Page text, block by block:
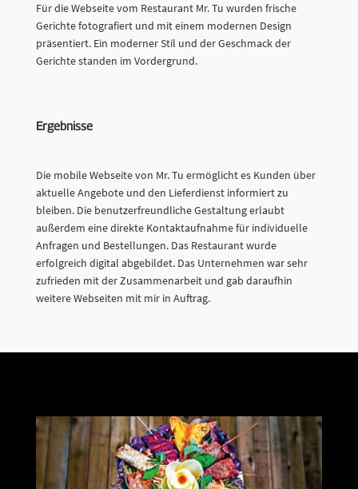
Für die Webseite vom Restaurant Mr. Tu wurden frische
Gerichte fotografiert und mit einem modernen Design
präsentiert. Ein moderner Stil und der Geschmack der
Gerichte standen im Vordergrund.
Ergebnisse
Die mobile Webseite von Mr. Tu ermöglicht es Kunden über
aktuelle Angebote und den Lieferdienst informiert zu
bleiben. Die benutzerfreundliche Gestaltung erlaubt
außerdem eine direkte Kontaktaufnahme für individuelle
Anfragen und Bestellungen. Das Restaurant wurde
erfolgreich digital abgebildet. Das Unternehmen war sehr
zufrieden mit der Zusammenarbeit und gab daraufhin
weitere Webseiten mit mir in Auftrag.